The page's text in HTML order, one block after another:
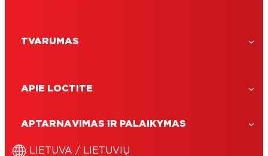
LOCTITE Super Bond Precision
TVARUMAS
APIE LOCTITE
APTARNAVIMAS IR PALAIKYMAS
LIETUVA / LIETUVIŲ